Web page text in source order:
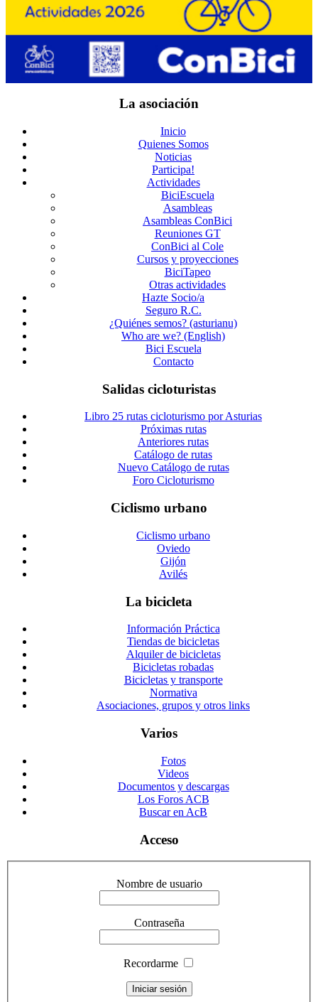
La asociación
Inicio
Quienes Somos
Noticias
Participa!
Actividades
BiciEscuela
Asambleas
Asambleas ConBici
Reuniones GT
ConBici al Cole
Cursos y proyecciones
BiciTapeo
Otras actividades
Hazte Socio/a
Seguro R.C.
¿Quiénes semos? (asturianu)
Who are we? (English)
Bici Escuela
Contacto
Salidas cicloturistas
Libro 25 rutas cicloturismo por Asturias
Próximas rutas
Anteriores rutas
Catálogo de rutas
Nuevo Catálogo de rutas
Foro Cicloturismo
Ciclismo urbano
Ciclismo urbano
Oviedo
Gijón
Avilés
La bicicleta
Información Práctica
Tiendas de bicicletas
Alquiler de bicicletas
Bicicletas robadas
Bicicletas y transporte
Normativa
Asociaciones, grupos y otros links
Varios
Fotos
Videos
Documentos y descargas
Los Foros ACB
Buscar en AcB
Acceso
Nombre de usuario
Contraseña
Recordarme